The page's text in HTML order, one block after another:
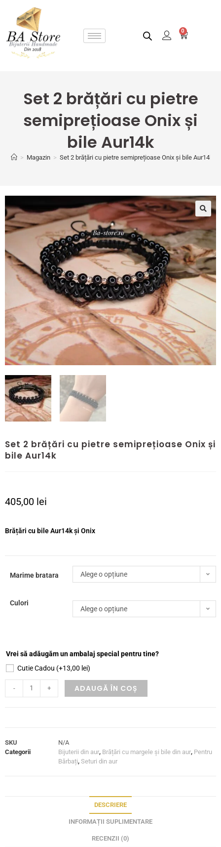
0
Set 2 brățări cu pietre
semiprețioase Onix și
bile Aur14k
> Magazin > Set 2 brățări cu pietre semiprețioase Onix și bile Aur14k
🔍
Set 2 brățări cu pietre semiprețioase Onix și
bile Aur14k
405,00 lei
Brățări cu bile Aur14k și Onix
Marime bratara Alege o opțiune
Culori
Alege o opțiune
Vrei să adăugăm un ambalaj special pentru tine?
Cutie Cadou (+13,00 lei)
- + ADAUGĂ ÎN COȘ
SKU
N/A
Categorii
Bijuterii din aur, Brățări cu margele și bile din aur, Pentru
Bărbați, Seturi din aur
DESCRIERE
INFORMAȚII SUPLIMENTARE
RECENZII (0)